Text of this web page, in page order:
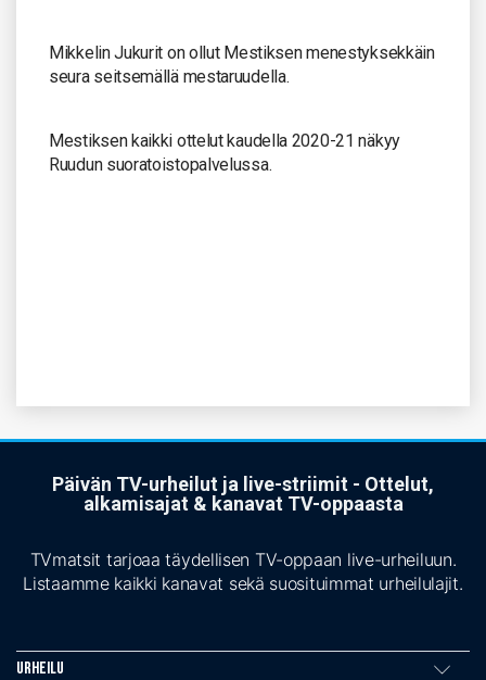
Mikkelin Jukurit on ollut Mestiksen menestyksekkäin
seura seitsemällä mestaruudella.
Mestiksen kaikki ottelut kaudella 2020-21 näkyy
Ruudun suoratoistopalvelussa.
Päivän TV-urheilut ja live-striimit - Ottelut,
alkamisajat & kanavat TV-oppaasta
TVmatsit tarjoaa täydellisen TV-oppaan live-urheiluun.
Listaamme kaikki kanavat sekä suosituimmat urheilulajit.
Urheilu